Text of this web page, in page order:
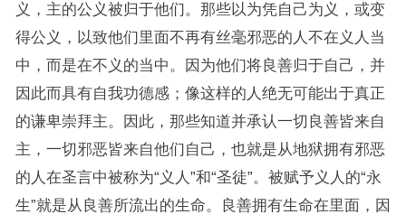
义，主的公义被归于他们。那些以为凭自己为义，或变
得公义，以致他们里面不再有丝毫邪恶的人不在义人当
中，而是在不义的当中。因为他们将良善归于自己，并
因此而具有自我功德感；像这样的人绝无可能出于真正
的谦卑崇拜主。因此，那些知道并承认一切良善皆来自
主，一切邪恶皆来自他们自己，也就是从地狱拥有邪恶
的人在圣言中被称为“义人”和“圣徒”。被赋予义人的“永
生”就是从良善所流出的生命。良善拥有生命在里面，因